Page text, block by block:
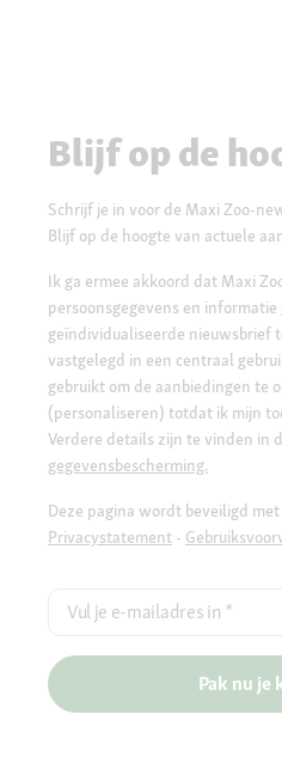
Blijf op de
Schrijf je in voor de Maxi Zoo-
Blijf op de hoogte van actuele
Ik ga ermee akkoord dat Maxi
persoonsgegevens en informatie
geïndividualiseerde nieuwsbrief
vastgelegd in een centraal
gebruikt om de aanbiedingen te
(personaliseren) totdat ik mijn
Verdere details zijn te vinden in
gegevensbescherming.
Deze pagina wordt beveiligd met
Privacystatement -
Vul je e-mailadres in *
Pak nu je